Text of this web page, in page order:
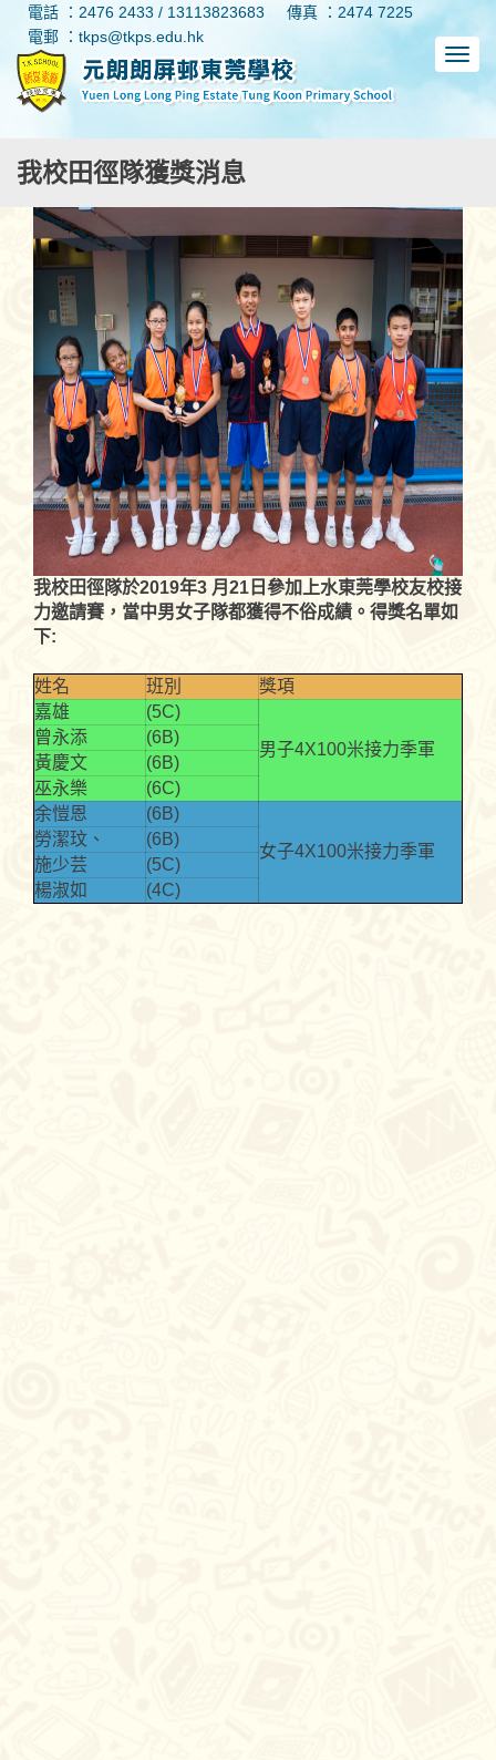
電話 ：2476 2433 / 13113823683
傳真 ：2474 7225
電郵 ：tkps@tkps.edu.hk
我校田徑隊獲獎消息
我校田徑隊於2019年3 月21日參加上水東莞學校友校接
力邀請賽，當中男女子隊都獲得不俗成績。得獎名單如
下:
姓名 班別
獎項
嘉雄
(5C)
男子4X100米接力季軍
曾永添
(6B)
黃慶文
(6B)
巫永樂
(6C)
余愷恩
(6B)
女子4X100米接力季軍
勞潔玟、
(6B)
施少芸
(5C)
楊淑如
(4C)